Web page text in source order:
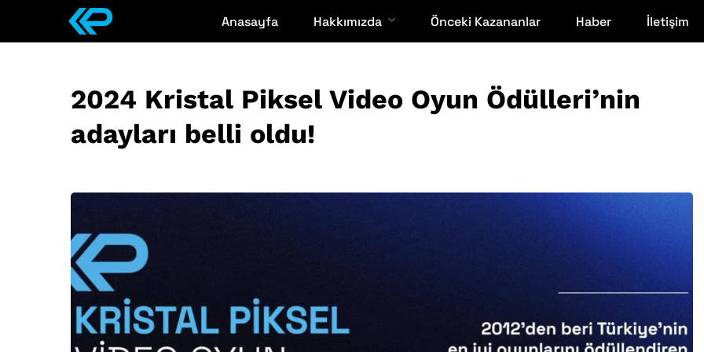
Anasayfa Hakkımızda Önceki Kazananlar Haber İletişim
2024 Kristal Piksel Video Oyun Ödülleri’nin
adayları belli oldu!